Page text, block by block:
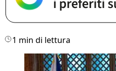
1 min di lettura